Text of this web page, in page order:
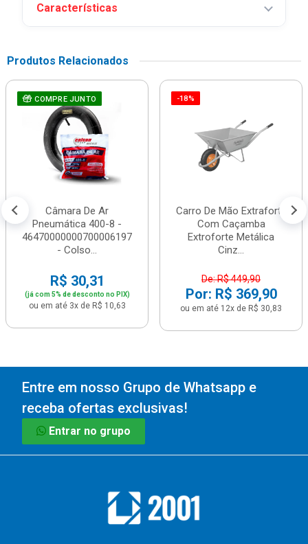
Características
Produtos Relacionados
COMPRE JUNTO
Câmara De Ar
Pneumática 400-8 -
46470000000700006197
- Colso...
R$ 30,31
(já com 5% de desconto no PIX)
ou em até 3x de R$ 10,63
-18%
Carro De Mão Extraforte
Com Caçamba
Extroforte Metálica
Cinz...
De: R$ 449,90
Por: R$ 369,90
ou em até 12x de R$ 30,83
Entre em nosso Grupo de Whatsapp e
receba ofertas exclusivas!
Entrar no grupo